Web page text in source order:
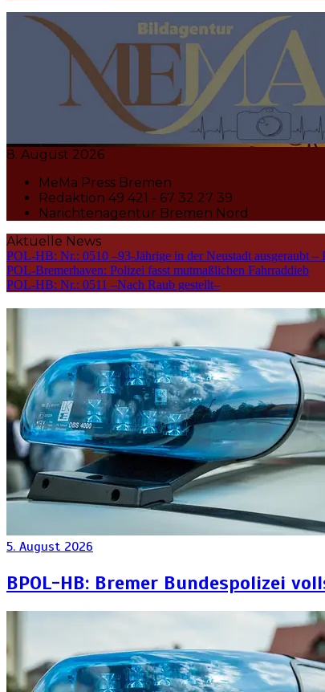
MeMa Press
8. August 2026
MeMa Press Bremen
Redaktion 49 421 - 67 32 27 39
Narichtenagentur Bremen Nord
Aktuelle News
POL-HB: Nr.: 0510 –93-Jährige in der Neustadt ausgeraubt –
POL-Bremerhaven: Polizei fasst mutmaßlichen Fahrraddieb
POL-HB: Nr.: 0511 –Nach Raub gestellt–
5. August 2026
BPOL-HB: Bremer Bundespolizei